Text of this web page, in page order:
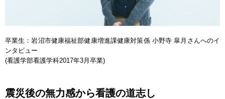
卒業生：岩沼市健康福祉部健康増進課健康対策係 小野寺 皐月さんへのイ
ンタビュー
(看護学部看護学科2017年3月卒業)
震災後の無力感から看護の道志し